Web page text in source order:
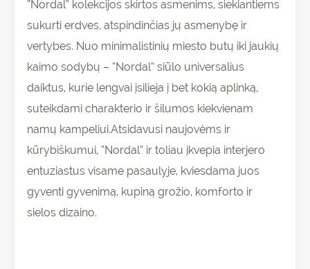
“Nordal” kolekcijos skirtos asmenims, siekiantiems
sukurti erdves, atspindinčias jų asmenybę ir
vertybes. Nuo minimalistinių miesto butų iki jaukių
kaimo sodybų – “Nordal” siūlo universalius
daiktus, kurie lengvai įsilieja į bet kokią aplinką,
suteikdami charakterio ir šilumos kiekvienam
namų kampeliui.Atsidavusi naujovėms ir
kūrybiškumui, “Nordal” ir toliau įkvepia interjero
entuziastus visame pasaulyje, kviesdama juos
gyventi gyvenimą, kupiną grožio, komforto ir
sielos dizaino.